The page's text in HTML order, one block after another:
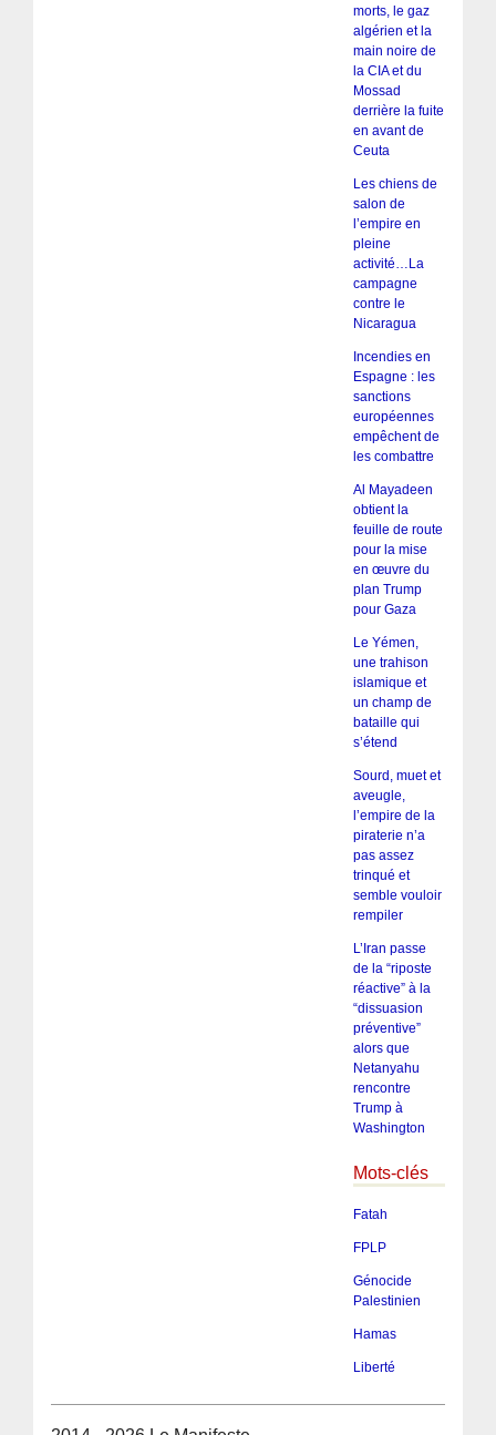
morts, le gaz
algérien et la
main noire de
la CIA et du
Mossad
derrière la fuite
en avant de
Ceuta
Les chiens de
salon de
l’empire en
pleine
activité…La
campagne
contre le
Nicaragua
Incendies en
Espagne : les
sanctions
européennes
empêchent de
les combattre
Al Mayadeen
obtient la
feuille de route
pour la mise
en œuvre du
plan Trump
pour Gaza
Le Yémen,
une trahison
islamique et
un champ de
bataille qui
s’étend
Sourd, muet et
aveugle,
l’empire de la
piraterie n’a
pas assez
trinqué et
semble vouloir
rempiler
L’Iran passe
de la “riposte
réactive” à la
“dissuasion
préventive”
alors que
Netanyahu
rencontre
Trump à
Washington
Mots-clés
Fatah
FPLP
Génocide
Palestinien
Hamas
Liberté